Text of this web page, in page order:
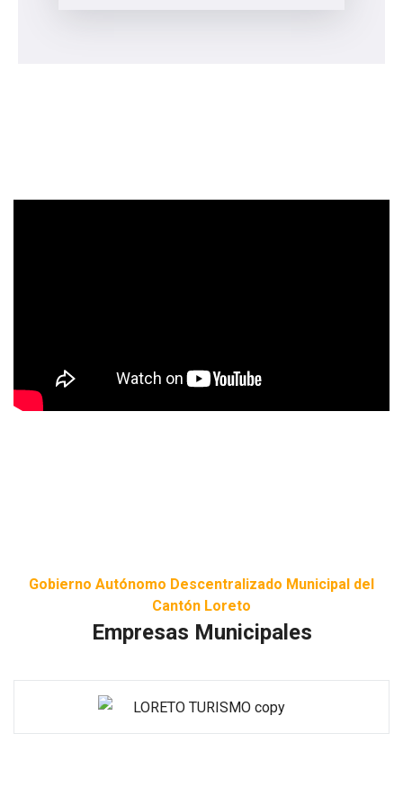
Gobierno Autónomo Descentralizado Municipal del
Cantón Loreto
Empresas Municipales